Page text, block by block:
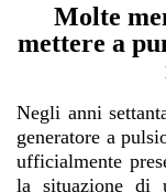
Molte
mettere a
Negli anni
generatore a
ufficialmente
la situazione di